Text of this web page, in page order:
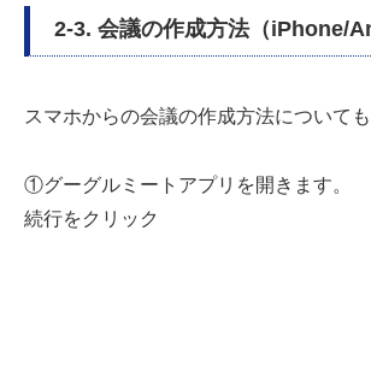
2-3. 会議の作成方法（iPhone/
スマホからの会議の作成方法についても
①グーグルミートアプリを開きます。
続行をクリック